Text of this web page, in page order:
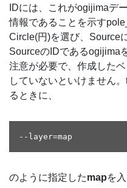
IDには、これがogijimaデ
情報であることを示す
Circle(円)を選び、Source
SourceのIDであるogijima
注意が必要で、作成した
していないといけません
るときに、
のように指定したmapを